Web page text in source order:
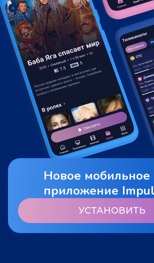
Новое мобильное
приложение
УСТАНОВИТЬ